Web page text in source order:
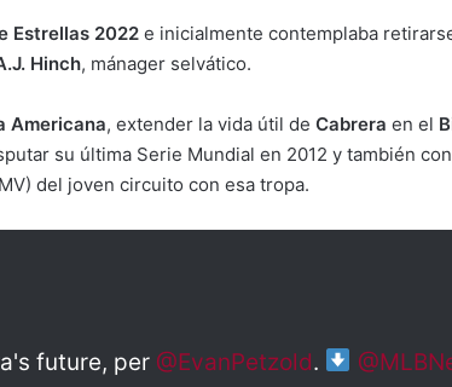
Estrellas 2022 e inicialmente contemplaba
Hinch, mánager selvático.
Americana, extender la vida útil de Cabrera en el
su última Serie Mundial en 2012 y también
del joven circuito con esa tropa.
future, per @EvanPetzold.